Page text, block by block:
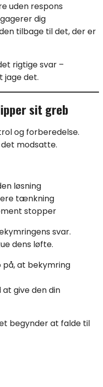
uden respons
dig
tilbage til det, der er
rigtige svar –
jage det.
sit greb
og forberedelse.
modsatte.
løsning
tænkning
stopper
svar.
dens løfte.
at bekymring
give den din
begynder at falde til